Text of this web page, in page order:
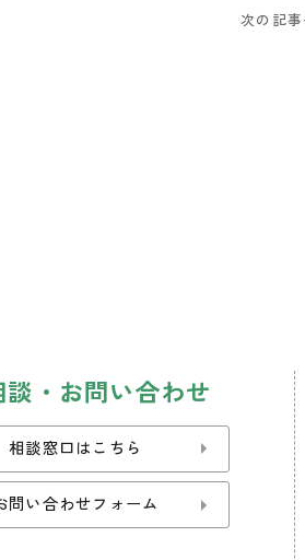
次の記
談・お問い合わせ
相談窓口はこちら
問い合わせフォーム